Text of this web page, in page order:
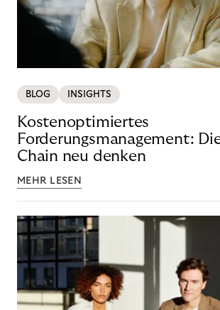
BLOG INSIGHTS
Kostenoptimiertes
Forderungsmanagement:
Chain neu denken
MEHR LESEN